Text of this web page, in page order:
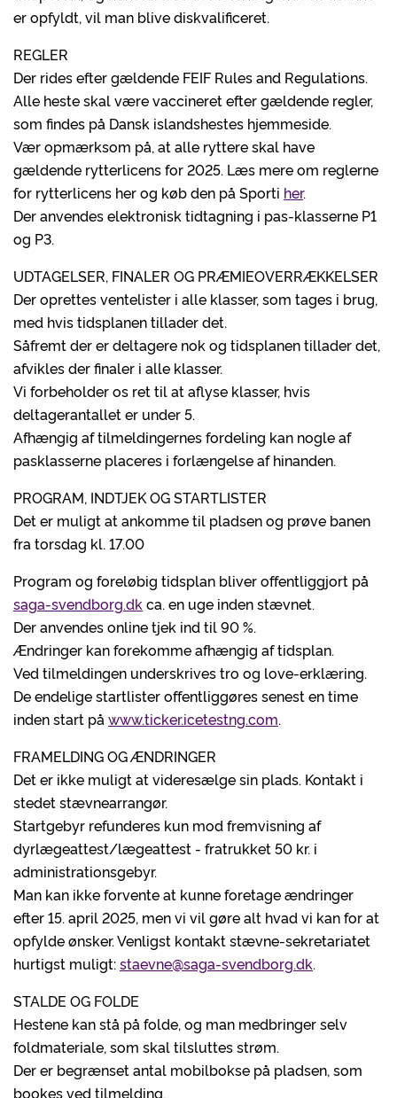
er opfyldt, vil man blive diskvalificeret.
REGLER
Der rides efter gældende FEIF Rules and Regulations.
Alle heste skal være vaccineret efter gældende regler,
som findes på Dansk islandshestes hjemmeside.
Vær opmærksom på, at alle ryttere skal have
gældende rytterlicens for 2025. Læs mere om reglerne
for rytterlicens her og køb den på Sporti her.
Der anvendes elektronisk tidtagning i pas-klasserne P1
og P3.
UDTAGELSER, FINALER OG PRÆMIEOVERRÆKKELSER
Der oprettes ventelister i alle klasser, som tages i brug,
med hvis tidsplanen tillader det.
Såfremt der er deltagere nok og tidsplanen tillader det,
afvikles der finaler i alle klasser.
Vi forbeholder os ret til at aflyse klasser, hvis
deltagerantallet er under 5.
Afhængig af tilmeldingernes fordeling kan nogle af
pasklasserne placeres i forlængelse af hinanden.
PROGRAM, INDTJEK OG STARTLISTER
Det er muligt at ankomme til pladsen og prøve banen
fra torsdag kl. 17.00
Program og foreløbig tidsplan bliver offentliggjort på
saga-svendborg.dk ca. en uge inden stævnet.
Der anvendes online tjek ind til 90 %.
Ændringer kan forekomme afhængig af tidsplan.
Ved tilmeldingen underskrives tro og love-erklæring.
De endelige startlister offentliggøres senest en time
inden start på www.ticker.icetestng.com.
FRAMELDING OG ÆNDRINGER
Det er ikke muligt at videresælge sin plads. Kontakt i
stedet stævnearrangør.
Startgebyr refunderes kun mod fremvisning af
dyrlægeattest/lægeattest - fratrukket 50 kr. i
administrationsgebyr.
Man kan ikke forvente at kunne foretage ændringer
efter 15. april 2025, men vi vil gøre alt hvad vi kan for at
opfylde ønsker. Venligst kontakt stævne-sekretariatet
hurtigst muligt:staevne@saga-svendborg.dk.
STALDE OG FOLDE
Hestene kan stå på folde, og man medbringer selv
foldmateriale, som skal tilsluttes strøm.
Der er begrænset antal mobilbokse på pladsen, som
bookes ved tilmelding.